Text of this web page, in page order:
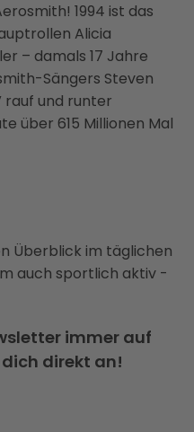
1994 ist das
Alicia
– damals 17 Jahre
Sängers Steven
rauf und runter
über 615 Millionen Mal
Überblick im täglichen
auch sportlich aktiv -
immer auf
direkt an!